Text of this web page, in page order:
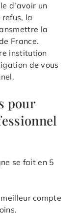
d’avoir un
la
la
France.
institution
de vous
pour
se fait en 5
compte